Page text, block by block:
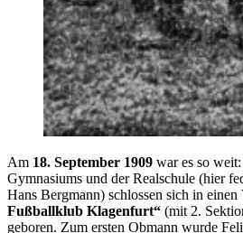
Am 18. September 1909 war es so
Gymnasiums und der Realschule (hier
Hans Bergmann) schlossen sich in einen
Fußballklub Klagenfurt“ (mit 2.
geboren. Zum ersten Obmann wurde